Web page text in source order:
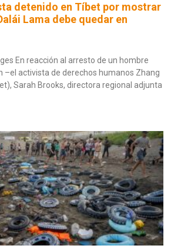
detenido en Tíbet por mostrar
Lama debe quedar en
En reacción al arresto de un hombre
–el activista de derechos humanos Zhang
Sarah Brooks, directora regional adjunta